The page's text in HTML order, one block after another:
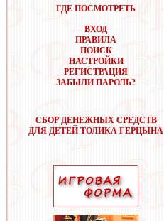
ГДЕ ПОСМОТРЕТЬ
ВХОД
ПРАВИЛА
ПОИСК
НАСТРОЙКИ
РЕГИСТРАЦИЯ
ЗАБЫЛИ ПАРОЛЬ?
СБОР ДЕНЕЖНЫХ СРЕДСТВ
ДЛЯ ДЕТЕЙ ТОЛИКА ГЕРЦЫНА